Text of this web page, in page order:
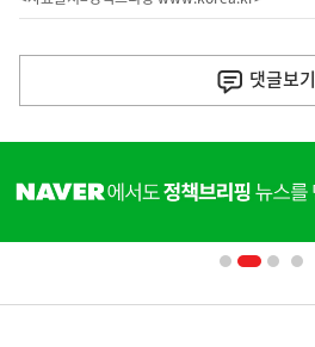
다
음
기
댓글보기
단
영